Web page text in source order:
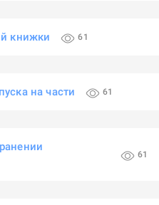
книжки 61
на части 61
61